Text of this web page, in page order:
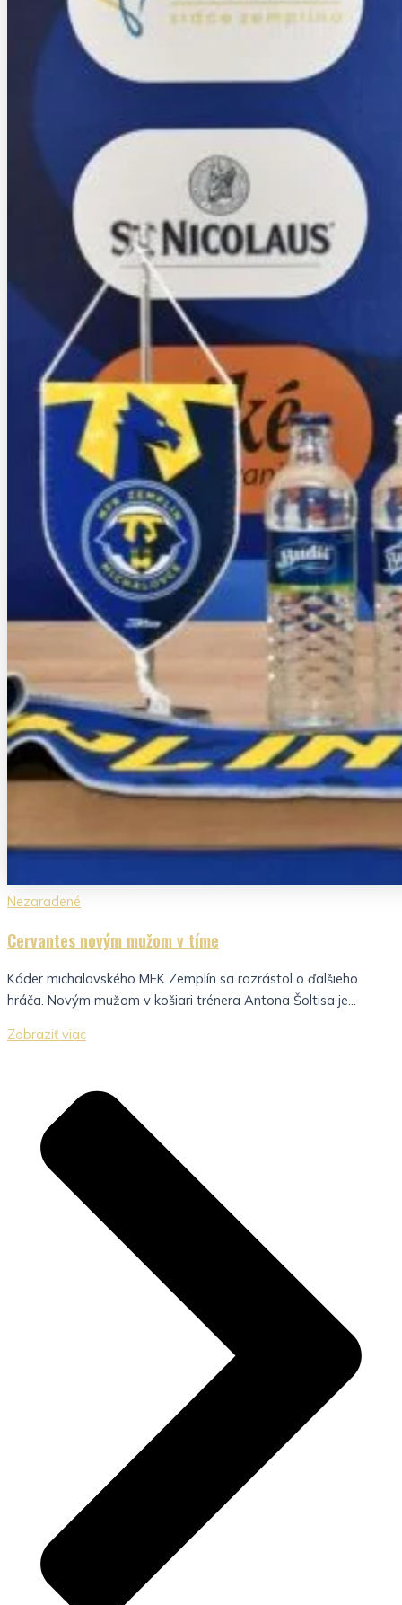
Nezaradené
Cervantes novým mužom v tíme
Káder michalovského MFK Zemplín sa rozrástol o ďalšieho
hráča. Novým mužom v košiari trénera Antona Šoltisa je...
Zobraziť viac